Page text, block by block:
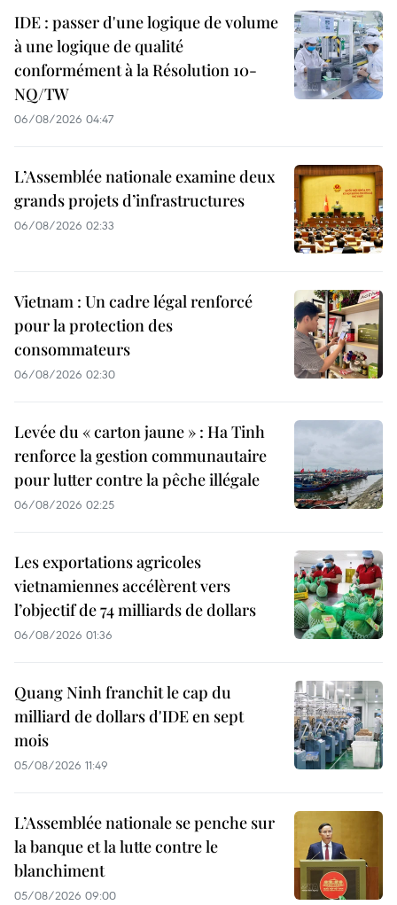
IDE : passer d'une logique de volume
à une logique de qualité
conformément à la Résolution 10-
NQ/TW
06/08/2026 04:47
L’Assemblée nationale examine deux
grands projets d’infrastructures
06/08/2026 02:33
Vietnam : Un cadre légal renforcé
pour la protection des
consommateurs
06/08/2026 02:30
Levée du « carton jaune » : Ha Tinh
renforce la gestion communautaire
pour lutter contre la pêche illégale
06/08/2026 02:25
Les exportations agricoles
vietnamiennes accélèrent vers
l’objectif de 74 milliards de dollars
06/08/2026 01:36
Quang Ninh franchit le cap du
milliard de dollars d'IDE en sept
mois
05/08/2026 11:49
L’Assemblée nationale se penche sur
la banque et la lutte contre le
blanchiment
05/08/2026 09:00